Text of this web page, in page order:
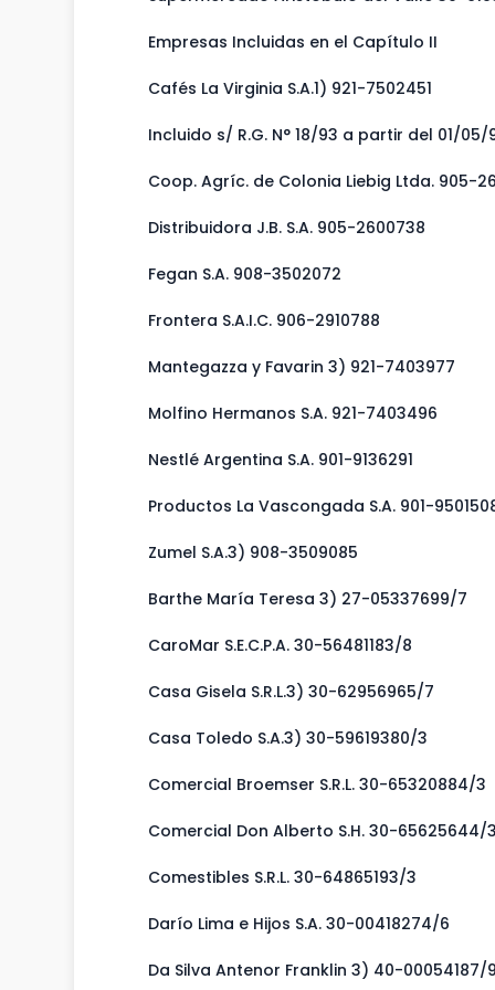
Empresas Incluidas en el Capítulo II
Cafés La Virginia S.A.1) 921-7502451
Incluido s/ R.G. N° 18/93 a partir del 01/05/
Coop. Agríc. de Colonia Liebig Ltda. 905-
Distribuidora J.B. S.A. 905-2600738
Fegan S.A. 908-3502072
Frontera S.A.I.C. 906-2910788
Mantegazza y Favarin 3) 921-7403977
Molfino Hermanos S.A. 921-7403496
Nestlé Argentina S.A. 901-9136291
Productos La Vascongada S.A. 901-
Zumel S.A.3) 908-3509085
Barthe María Teresa 3) 27-05337699/7
CaroMar S.E.C.P.A. 30-56481183/8
Casa Gisela S.R.L.3) 30-62956965/7
Casa Toledo S.A.3) 30-59619380/3
Comercial Broemser S.R.L. 30-65320884/3
Comercial Don Alberto S.H. 30-65625644/3
Comestibles S.R.L. 30-64865193/3
Darío Lima e Hijos S.A. 30-00418274/6
Da Silva Antenor Franklin 3) 40-00054187/9